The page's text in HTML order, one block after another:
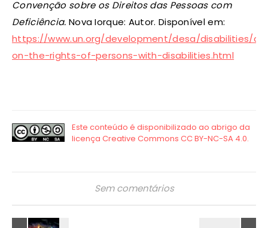
Convenção sobre os Direitos das Pessoas com
Deficiência. Nova Iorque: Autor. Disponível em:
https://www.un.org/development/desa/disabilities/
on-the-rights-of-persons-with-disabilities.html
Sem comentários